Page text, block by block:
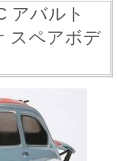
アバルト
スペアボデ